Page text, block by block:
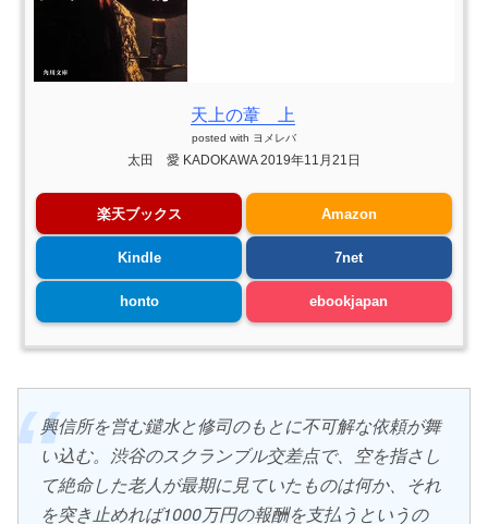
天上の葦 上
posted with ヨメレバ
太田 愛 KADOKAWA 2019年11月21日
楽天ブックス Amazon
Kindle 7net
honto ebookjapan
興信所を営む鑓水と修司のもとに不可解な依頼が舞
い込む。渋谷のスクランブル交差点で、空を指さし
て絶命した老人が最期に見ていたものは何か、それ
を突き止めれば1000万円の報酬を支払うというの